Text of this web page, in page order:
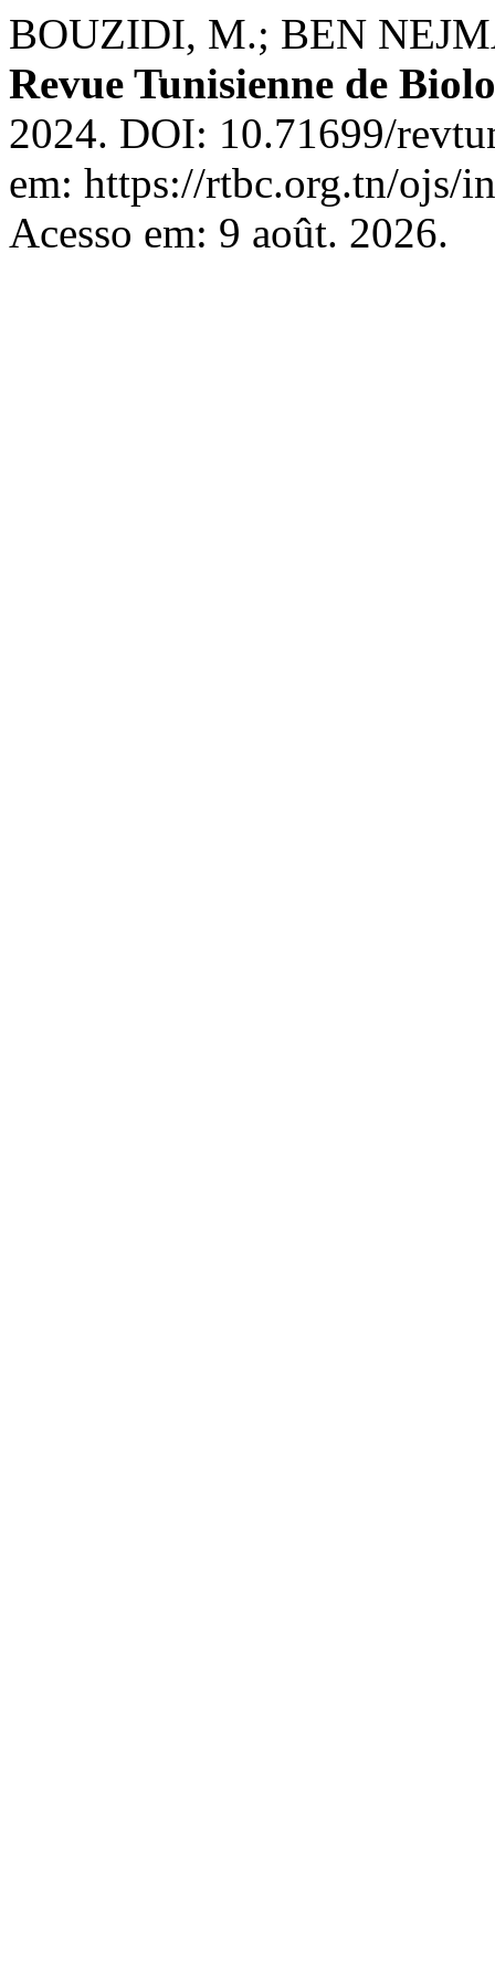
BOUZIDI, M.; BEN
Revue Tunisienne de
2024. DOI: 10.71699/
em: https://rtbc.org.tn/ojs/
Acesso em: 9 août. 2026.